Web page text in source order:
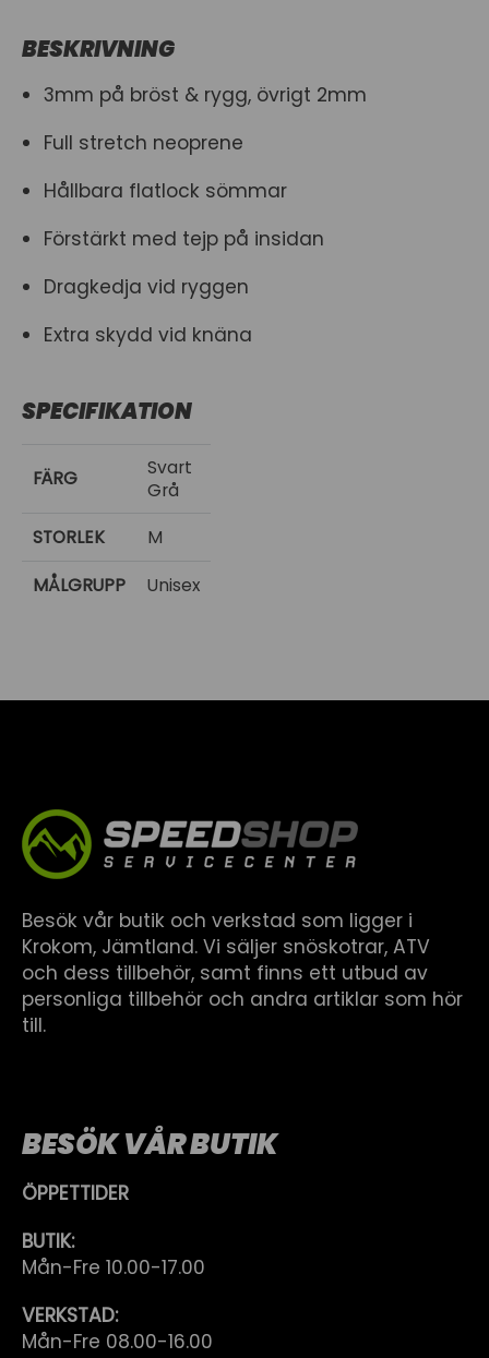
BESKRIVNING
3mm på bröst & rygg, övrigt 2mm
Full stretch neoprene
Hållbara flatlock sömmar
Förstärkt med tejp på insidan
Dragkedja vid ryggen
Extra skydd vid knäna
SPECIFIKATION
FÄRG
Svart
Grå
STORLEK M
MÅLGRUPP Unisex
Besök vår butik och verkstad som ligger i
Krokom, Jämtland. Vi säljer snöskotrar, ATV
och dess tillbehör, samt finns ett utbud av
personliga tillbehör och andra artiklar som hör
till.
BESÖK VÅR BUTIK
ÖPPETTIDER
BUTIK:
Mån-Fre 10.00-17.00
VERKSTAD:
Mån-Fre 08.00-16.00